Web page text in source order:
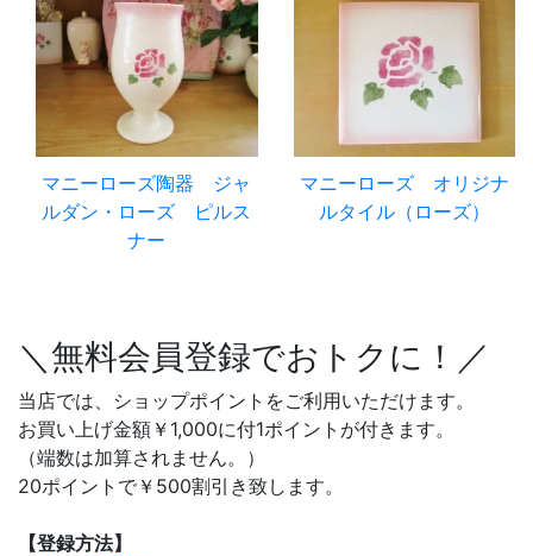
マニーローズ陶器 ジャ
ルダン・ローズ ピルス
ナー
マニーローズ オリジナ
ルタイル（ローズ）
＼無料会員登録でおトクに！／
当店では、ショップポイントをご利用いただけます。
お買い上げ金額￥1,000に付1ポイントが付きます。
（端数は加算されません。）
20ポイントで￥500割引き致します。
【登録方法】